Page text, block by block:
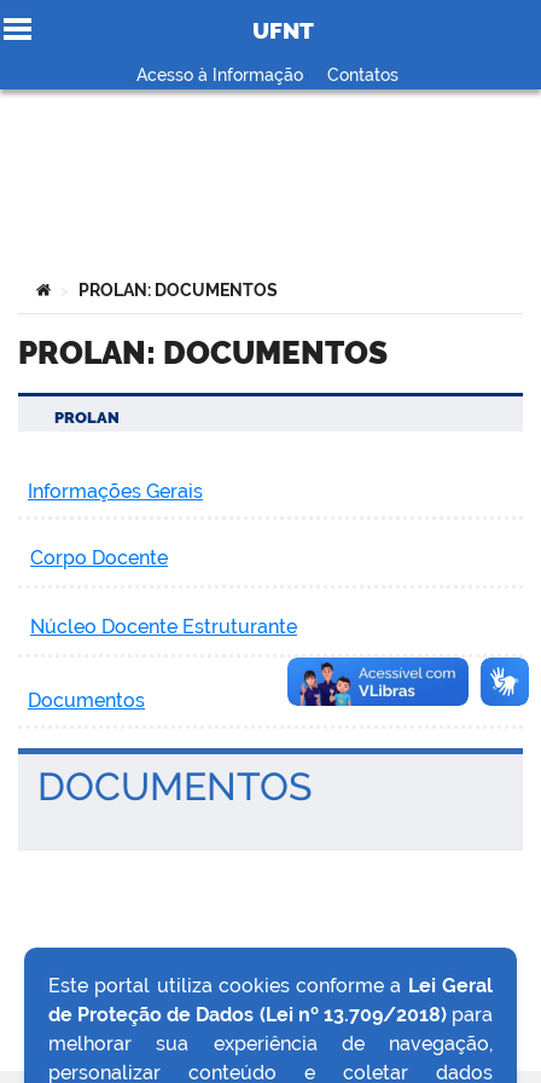
Ir para o conteúdo
UFNT
Acesso à Informação Contatos
Você está aqui:
> PROLAN: DOCUMENTOS
PROLAN: DOCUMENTOS
PROLAN
Informações Gerais
Corpo Docente
Núcleo Docente Estruturante
Documentos
DOCUMENTOS
VOLTAR AO TOPO
Este portal utiliza cookies conforme a Lei Geral
de Proteção de Dados (Lei nº 13.709/2018)para
melhorar sua experiência de navegação,
personalizar conteúdo e coletar dados